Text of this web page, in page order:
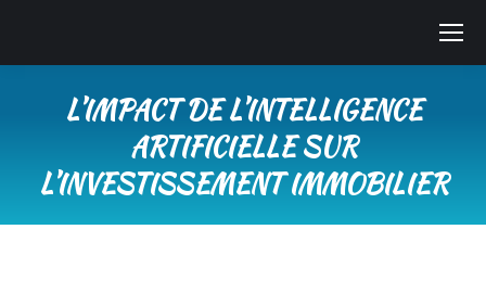
L’IMPACT DE L’INTELLIGENCE
ARTIFICIELLE SUR
L’INVESTISSEMENT IMMOBILIER